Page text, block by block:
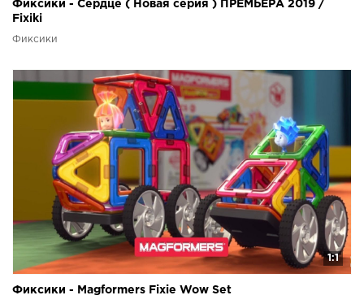
Фиксики - Сердце ( Новая серия ) ПРЕМЬЕРА 2019 /
Fixiki
Фиксики
1:1
Фиксики - Magformers Fixie Wow Set